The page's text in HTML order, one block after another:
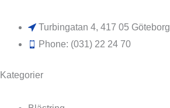
Turbingatan 4, 417 05 Göteborg
Phone: (031) 22 24 70
Kategorier